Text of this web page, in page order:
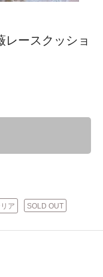
レースクッショ
ア SOLD OUT